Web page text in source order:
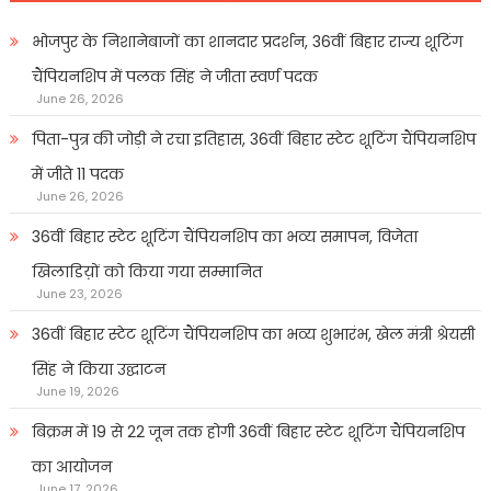
भोजपुर के निशानेबाजों का शानदार प्रदर्शन, 36वीं बिहार राज्य शूटिंग
चैंपियनशिप में पलक सिंह ने जीता स्वर्ण पदक
June 26, 2026
पिता-पुत्र की जोड़ी ने रचा इतिहास, 36वीं बिहार स्टेट शूटिंग चैंपियनशिप
में जीते 11 पदक
June 26, 2026
36वीं बिहार स्टेट शूटिंग चैंपियनशिप का भव्य समापन, विजेता
खिलाडिय़ों को किया गया सम्मानित
June 23, 2026
36वीं बिहार स्टेट शूटिंग चैंपियनशिप का भव्य शुभारंभ, खेल मंत्री श्रेयसी
सिंह ने किया उद्घाटन
June 19, 2026
बिक्रम में 19 से 22 जून तक होगी 36वीं बिहार स्टेट शूटिंग चैंपियनशिप
का आयोजन